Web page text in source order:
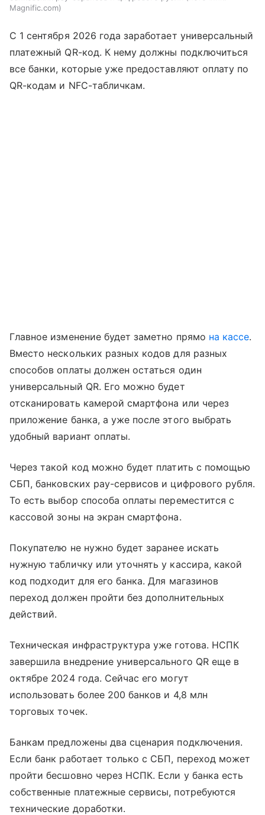
Magnific.com
С 1 сентября 2026 года заработает универсальный
платежный QR-код. К нему должны подключиться
все банки, которые уже предоставляют оплату по
QR-кодам и NFC-табличкам.
Главное изменение будет заметно прямо на кассе.
Вместо нескольких разных кодов для разных
способов оплаты должен остаться один
универсальный QR. Его можно будет
отсканировать камерой смартфона или через
приложение банка, а уже после этого выбрать
удобный вариант оплаты.
Через такой код можно будет платить с помощью
СБП, банковских pay-сервисов и цифрового рубля.
То есть выбор способа оплаты переместится с
кассовой зоны на экран смартфона.
Покупателю не нужно будет заранее искать
нужную табличку или уточнять у кассира, какой
код подходит для его банка. Для магазинов
переход должен пройти без дополнительных
действий.
Техническая инфраструктура уже готова. НСПК
завершила внедрение универсального QR еще в
октябре 2024 года. Сейчас его могут
использовать более 200 банков и 4,8 млн
торговых точек.
Банкам предложены два сценария подключения.
Если банк работает только с СБП, переход может
пройти бесшовно через НСПК. Если у банка есть
собственные платежные сервисы, потребуются
технические доработки.